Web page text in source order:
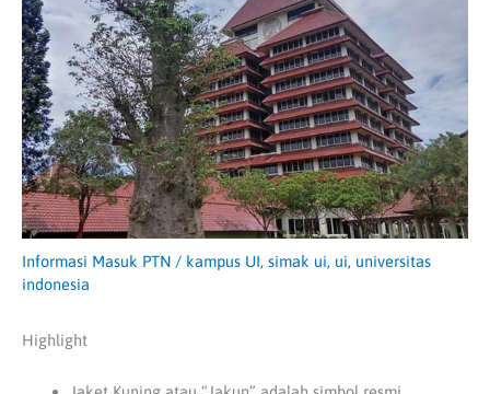
Informasi Masuk PTN / kampus UI, simak ui, ui, universitas
indonesia
Highlight